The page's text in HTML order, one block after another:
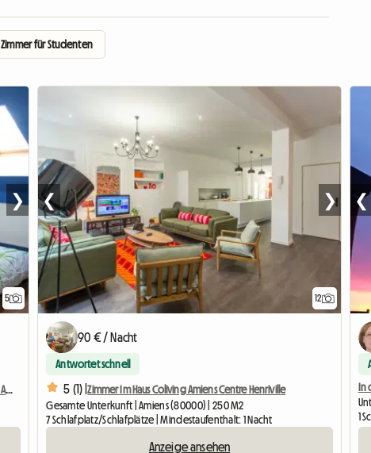
Zimmer für Studenten
5
❯
Großes Zimmer in der Nähe von Amiens und Boves Amazon.
12
❮ ❯
90 € / Nacht
Antwortet schnell
5 (1) |Zimmer Im Haus Coliving Amiens Centre Henriville
Gesamte Unterkunft | Amiens (80000) | 250 M2
7 Schlafplatz/Schlafplätze | Mindestaufenthalt: 1 Nacht
Anzeige ansehen
❮
In
1